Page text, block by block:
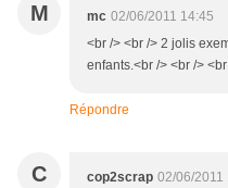
M mc 02/06/2011 14:45
<br /> <br /> 2 jolis
enfants.<br /> <br />
Répondre
C cop2scrap 02/06/2011